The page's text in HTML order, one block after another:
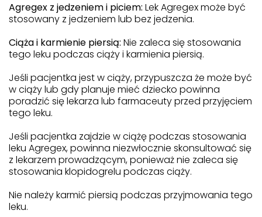
Agregex z jedzeniem i piciem: Lek Agregex może być
stosowany z jedzeniem lub bez jedzenia.
Ciąża i karmienie piersią: Nie zaleca się stosowania
tego leku podczas ciąży i karmienia piersią.
Jeśli pacjentka jest w ciąży, przypuszcza że może być
w ciąży lub gdy planuje mieć dziecko powinna
poradzić się lekarza lub farmaceuty przed przyjęciem
tego leku.
Jeśli pacjentka zajdzie w ciążę podczas stosowania
leku Agregex, powinna niezwłocznie skonsultować się
z lekarzem prowadzącym, ponieważ nie zaleca się
stosowania klopidogrelu podczas ciąży.
Nie należy karmić piersią podczas przyjmowania tego
leku.